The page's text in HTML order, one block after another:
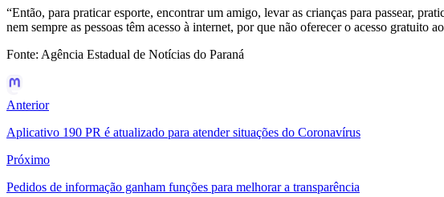
“Então, para praticar esporte, encontrar um amigo, levar as crianças para passear,
nem sempre as pessoas têm acesso à internet, por que não oferecer o acesso gratuito
Fonte: Agência Estadual de Notícias do Paraná
Anterior
Aplicativo 190 PR é atualizado para atender situações do Coronavírus
Próximo
Pedidos de informação ganham funções para melhorar a transparência